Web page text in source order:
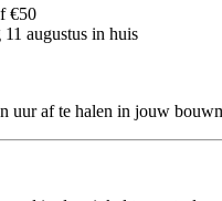
€50
augustus in huis
uur af te halen in jouw